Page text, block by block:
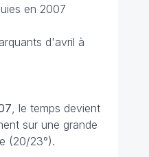
en 2007
d'avril à
, le temps devient
sur une grande
(20/23°).